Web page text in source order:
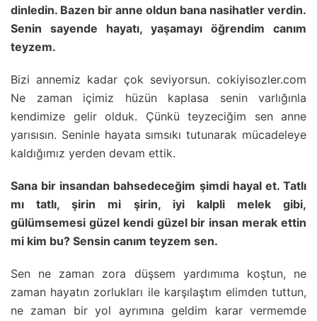
dinledin. Bazen bir anne oldun bana nasihatler verdin.
Senin sayende hayatı, yaşamayı öğrendim canım
teyzem.
Bizi annemiz kadar çok seviyorsun. cokiyisozler.com
Ne zaman içimiz hüzün kaplasa senin varlığınla
kendimize gelir olduk. Çünkü teyzeciğim sen anne
yarısısın. Seninle hayata sımsıkı tutunarak mücadeleye
kaldığımız yerden devam ettik.
Sana bir insandan bahsedeceğim şimdi hayal et. Tatlı
mı tatlı, şirin mi şirin, iyi kalpli melek gibi,
gülümsemesi güzel kendi güzel bir insan merak ettin
mi kim bu? Sensin canım teyzem sen.
Sen ne zaman zora düşsem yardımıma koştun, ne
zaman hayatın zorlukları ile karşılaştım elimden tuttun,
ne zaman bir yol ayrımına geldim karar vermemde